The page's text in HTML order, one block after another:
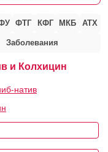
ФТГ КФГ МКБ АТХ
Заболевания
и Колхицин
натив